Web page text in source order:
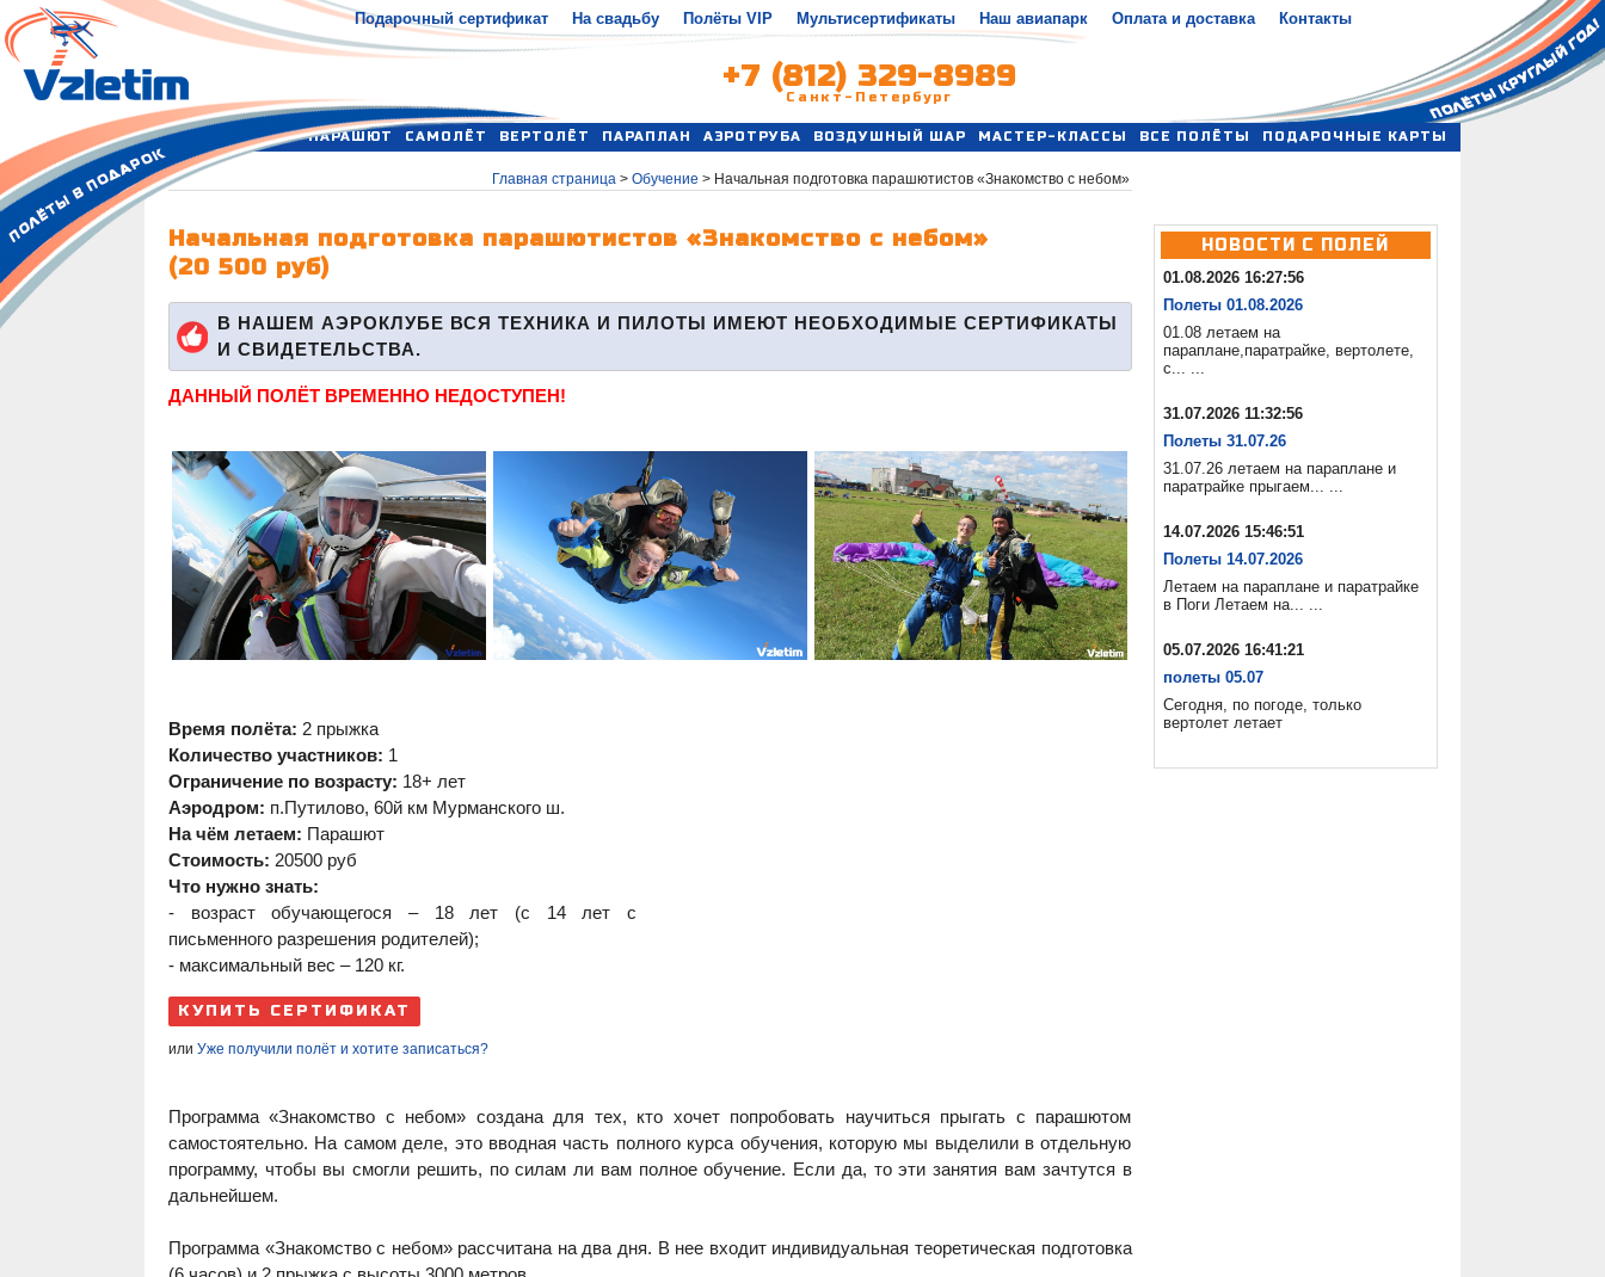
Подарочный сертификат На свадьбу Полёты VIP Мультисертификаты Наш авиапарк Оплата и доставка Контакты
+7 (812) 329-8989
Санкт-Петербург
ПАРАШЮТ САМОЛЁТ ВЕРТОЛЁТ ПАРАПЛАН АЭРОТРУБА ВОЗДУШНЫЙ ШАР МАСТЕР-КЛАССЫ ВСЕ ПОЛЁТЫ ПОДАРОЧНЫЕ КАРТЫ
Главная страница> Обучение > Начальная подготовка парашютистов «Знакомство с небом»
Начальная подготовка парашютистов «Знакомство с небом»
(20 500 руб)
В НАШЕМ АЭРОКЛУБЕ ВСЯ ТЕХНИКА И ПИЛОТЫ ИМЕЮТ НЕОБХОДИМЫЕ СЕРТИФИКАТЫ
И СВИДЕТЕЛЬСТВА.
ДАННЫЙ ПОЛЁТ ВРЕМЕННО НЕДОСТУПЕН!
Время полёта: 2 прыжка
Количество участников: 1
Ограничение по возрасту: 18+ лет
Аэродром: п.Путилово, 60й км Мурманского ш.
На чём летаем: Парашют
Стоимость: 20500 руб
Что нужно знать:
- возраст обучающегося – 18 лет (с 14 лет с
письменного разрешения родителей);
- максимальный вес – 120 кг.
КУПИТЬ СЕРТИФИКАТ
или Уже получили полёт и хотите записаться?
Программа «Знакомство с небом» создана для тех, кто хочет попробовать научиться прыгать с парашютом
самостоятельно. На самом деле, это вводная часть полного курса обучения, которую мы выделили в отдельную
программу, чтобы вы смогли решить, по силам ли вам полное обучение. Если да, то эти занятия вам зачтутся в
дальнейшем.
Программа «Знакомство с небом» рассчитана на два дня. В нее входит индивидуальная теоретическая подготовка
НОВОСТИ С ПОЛЕЙ
01.08.2026 16:27:56
Полеты 01.08.2026
01.08 летаем на
параплане,паратрайке, вертолете,
с... ...
31.07.2026 11:32:56
Полеты 31.07.26
31.07.26 летаем на параплане и
паратрайке прыгаем... ...
14.07.2026 15:46:51
Полеты 14.07.2026
Летаем на параплане и паратрайке
в Поги Летаем на... ...
05.07.2026 16:41:21
полеты 05.07
Сегодня, по погоде, только
вертолет летает